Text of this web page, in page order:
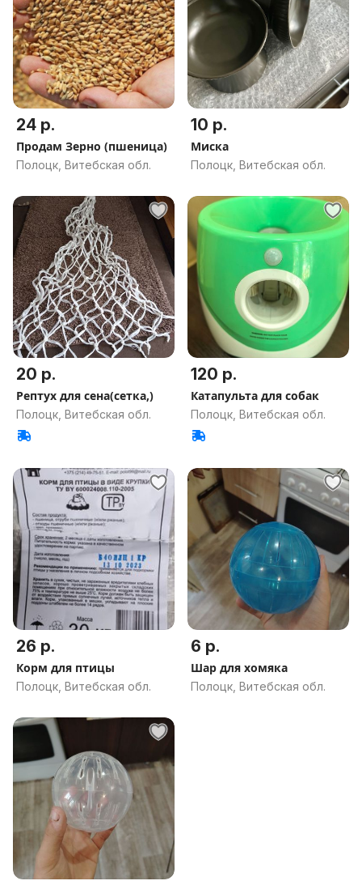
24 р.
Продам Зерно (пшеница)
Полоцк, Витебская обл.
10 р.
Миска
Полоцк, Витебская обл.
20 р.
Рептух для сена(сетка,)
Полоцк, Витебская обл.
120 р.
Катапульта для собак
Полоцк, Витебская обл.
26 р.
Корм для птицы
Полоцк, Витебская обл.
6 р.
Шар для хомяка
Полоцк, Витебская обл.